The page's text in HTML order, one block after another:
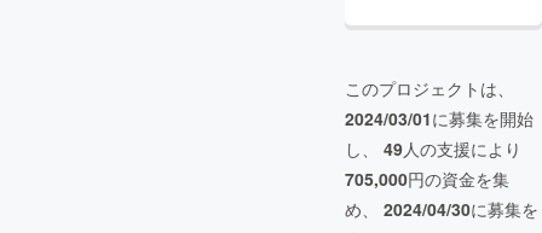
このプロジェクトは、
2024/03/01に募集を開始
し、 49人の支援により
705,000円の資金を集
め、 2024/04/30に募集を